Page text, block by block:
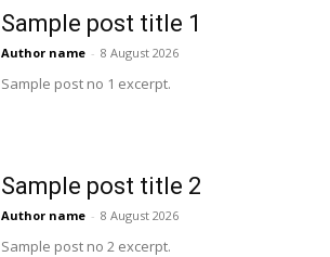
Sample post title 1
Author name - 8 August 2026
Sample post no 1 excerpt.
Sample post title 2
Author name - 8 August 2026
Sample post no 2 excerpt.